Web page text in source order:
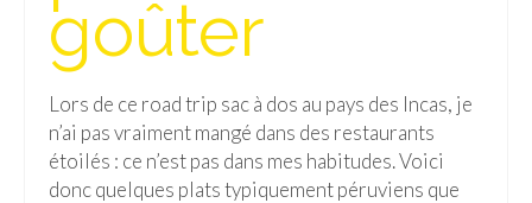
goûter
Lors de ce road trip sac à dos au pays des Incas, je
n’ai pas vraiment mangé dans des restaurants
étoilés : ce n’est pas dans mes habitudes. Voici
donc quelques plats typiquement péruviens que